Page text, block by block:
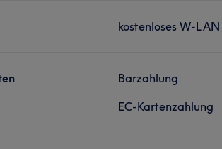
kostenloses W-LAN
Barzahlung
EC-Kartenzahlung